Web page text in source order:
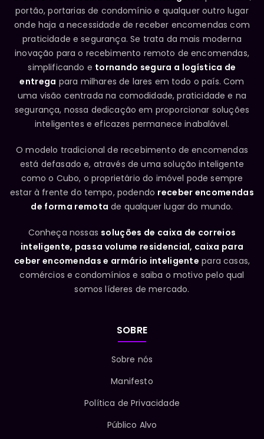
portão, portarias de condomínio e qualquer outro lugar
onde haja a necessidade de receber encomendas com
praticidade e segurança. Se trata da mais moderna
inovação para o recebimento remoto de encomendas,
simplificando e tornando segura a logística de
entrega para milhares de lares em todo o país. Com
uma visão centrada na comodidade, praticidade e na
segurança, nossa dedicação em proporcionar soluções
inteligentes e eficazes permanece inabalável.
O modelo tradicional de recebimento de encomendas
está defasado e, através de uma solução inteligente
como o Cubo, o proprietário do imóvel pode sempre
estar à frente do tempo, podendo receber encomendas
de forma remota de qualquer lugar do mundo.
Conheça nossas soluções de caixa de correios
inteligente, passa volume residencial, caixa para
ceber encomendas e armário inteligente para casas,
comércios e condomínios e saiba o motivo pelo qual
somos líderes de mercado.
SOBRE
Sobre nós
Manifesto
Política de Privacidade
Público Alvo